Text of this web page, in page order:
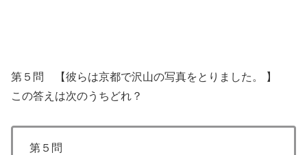
第５問 【彼らは京都で沢山の写真をとりました。 】
この答えは次のうちどれ？
第５問